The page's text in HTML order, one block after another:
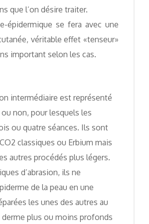
que l’on désire traiter.
épidermique se fera avec une
véritable effet «tenseur»
important selon les cas.
intermédiaire est représenté
non, pour lesquels les
ou quatre séances. Ils sont
classiques ou Erbium mais
autres procédés plus légers.
d’abrasion, ils ne
de la peau en une
les unes des autres au
plus ou moins profonds